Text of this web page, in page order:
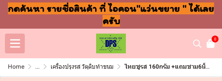
กดค้นหา รายชื่อสินค้า ที่ ไอคอน"แว่นขยาย " ได้เลย
ครับ
0
Home ... เครื่องปรุงรส วัตุดิบทำขนม ไทยชูรส 160กรัม +แถมชาม6นิ้ว (แพ็ค12ซอง+จาน12ใบ)